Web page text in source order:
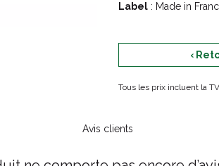
Label : Made in
‹
Tous les prix incluent la
Avis clients